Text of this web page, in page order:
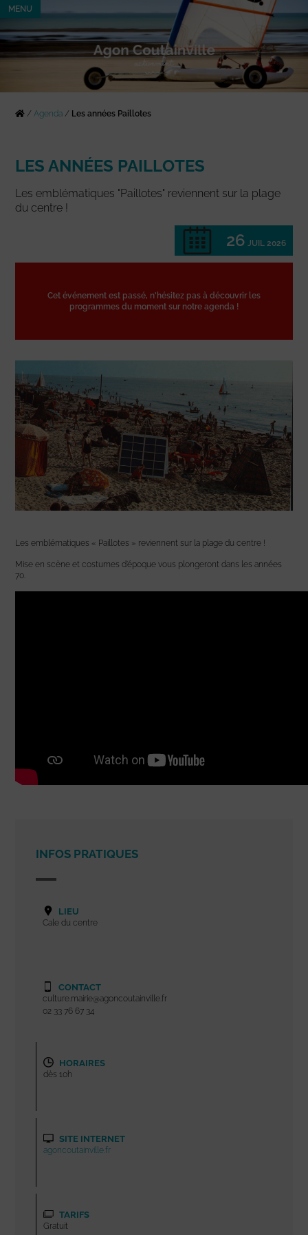
MENU
/Agenda / Les années Paillotes
LES ANNÉES PAILLOTES
Les emblématiques "Paillotes" reviennent sur la plage
du centre !
26 JUIL 2026
Cet événement est passé, n'hésitez pas à découvrir les
programmes du moment sur notre agenda !
Les emblématiques « Paillotes » reviennent sur la plage du centre !
Mise en scène et costumes d’époque vous plongeront dans les années
70.
INFOS PRATIQUES
LIEU
Cale du centre
CONTACT
culture.mairie@agoncoutainville.fr
02 33 76 67 34
HORAIRES
dès 10h
SITE INTERNET
agoncoutainville.fr
TARIFS
Gratuit